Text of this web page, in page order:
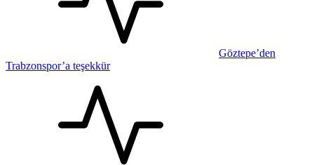
Göztepe’den
Trabzonspor’a teşekkür